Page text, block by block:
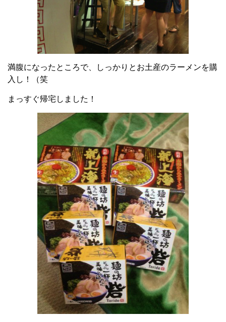
満腹になったところで、しっかりとお土産のラーメンを購
入し！（笑
まっすぐ帰宅しました！